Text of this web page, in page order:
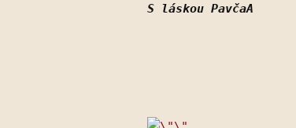
S láskou PavčaA